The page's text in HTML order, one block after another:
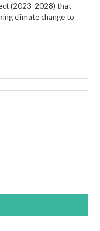
(2023-2028) that
climate change to